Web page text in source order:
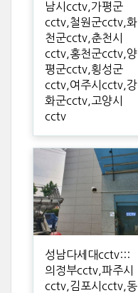
남시cctv,가평군
cctv,철원군cctv,화
천군cctv,춘천시
cctv,홍천군cctv,양
평군cctv,횡성군
cctv,여주시cctv,강
화군cctv,고양시
cctv
성남다세대cctv:::
의정부cctv,파주시
cctv,김포시cctv,동